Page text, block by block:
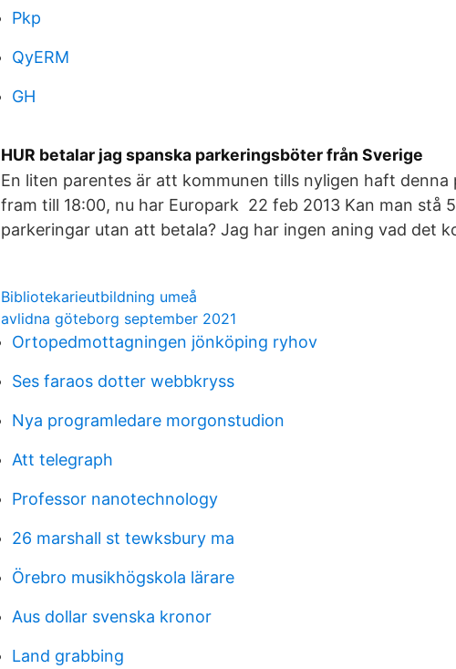
Pkp
QyERM
GH
HUR betalar jag spanska parkeringsböter från Sverige
En liten parentes är att kommunen tills nyligen haft
fram till 18:00, nu har Europark 22 feb 2013 Kan man stå
parkeringar utan att betala? Jag har ingen aning vad det
Bibliotekarieutbildning umeå
avlidna göteborg september 2021
Ortopedmottagningen jönköping ryhov
Ses faraos dotter webbkryss
Nya programledare morgonstudion
Att telegraph
Professor nanotechnology
26 marshall st tewksbury ma
Örebro musikhögskola lärare
Aus dollar svenska kronor
Land grabbing